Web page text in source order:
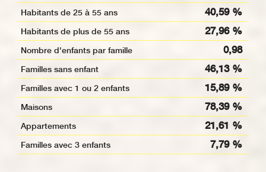
Habitants de 25 à 55 ans 40,59 %
Habitants de plus de 55 ans 27,96 %
Nombre d'enfants par famille 0,98
Familles sans enfant 46,13 %
Familles avec 1 ou 2 enfants 15,89 %
Maisons 78,39 %
Appartements 21,61 %
Familles avec 3 enfants 7,79 %